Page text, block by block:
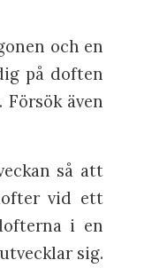
och en
på doften
även
så att
vid ett
i en
sig.